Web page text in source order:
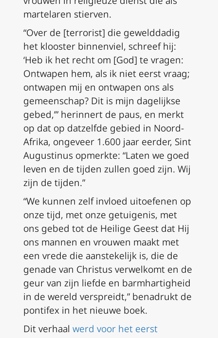
martelaren stierven.
“Over de [terrorist] die gewelddadig
het klooster binnenviel, schreef hij:
‘Heb ik het recht om [God] te vragen:
Ontwapen hem, als ik niet eerst vraag;
ontwapen mij en ontwapen ons als
gemeenschap? Dit is mijn dagelijkse
gebed,’” herinnert de paus, en merkt
op dat op datzelfde gebied in Noord-
Afrika, ongeveer 1.600 jaar eerder, Sint
Augustinus opmerkte: “Laten we goed
leven en de tijden zullen goed zijn. Wij
zijn de tijden.”
“We kunnen zelf invloed uitoefenen op
onze tijd, met onze getuigenis, met
ons gebed tot de Heilige Geest dat Hij
ons mannen en vrouwen maakt met
een vrede die aanstekelijk is, die de
genade van Christus verwelkomt en de
geur van zijn liefde en barmhartigheid
in de wereld verspreidt,” benadrukt de
pontifex in het nieuwe boek.
Dit verhaal werd voor het eerst